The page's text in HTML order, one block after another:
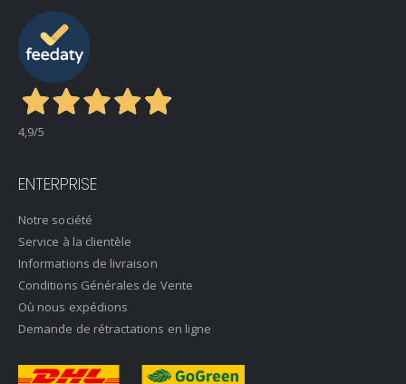
4,9/5
ENTERPRISE
Notre société
Service à la clientèle
Informations de livraison
Conditions Générales de Vente
Où nous expédions
Demande de rétractations en ligne